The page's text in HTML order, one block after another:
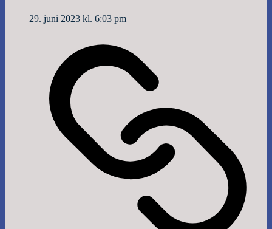
29. juni 2023 kl. 6:03 pm